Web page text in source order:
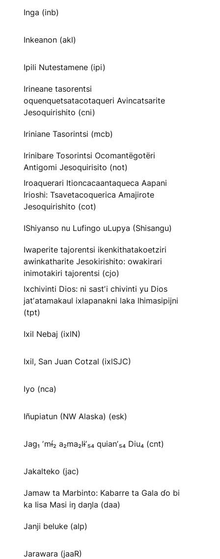
Inga (inb)
Inkeanon (akl)
Ipili Nutestamene (ipi)
Irineane tasorentsi
oquenquetsatacotaqueri Avincatsarite
Jesoquirishito (cni)
Iriniane Tasorintsi (mcb)
Irinibare Tosorintsi Ocomantëgotëri
Antigomi Jesoquirisito (not)
Iroaquerari Itioncacaantaqueca Aapani
Irioshi: Tsavetacoquerica Amajirote
Jesoquirishito (cot)
IShiyanso nu Lufingo uLupya (Shisangu)
Iwaperite tajorentsi ikenkithatakoetziri
awinkatharite Jesokirishito: owakirari
inimotakiri tajorentsi (cjo)
Ixchivinti Dios: ni sastʼi chivinti yu Dios
jatʼatamakaul ixlapanakni laka lhimasipijni
(tpt)
Ixil Nebaj (ixlN)
Ixil, San Juan Cotzal (ixlSJC)
Iyo (nca)
Iñupiatun (NW Alaska) (esk)
Jag₁ ʼmɨ́₂ a₂ma₂lɨʼ₅₄ quianʼ₅₄ Diu₄ (cnt)
Jakalteko (jac)
Jamaw ta Marbinto: Kabarre ta Gala ɗo bi
ka Iisa Masi iŋ daŋla (daa)
Janji beluke (alp)
Jarawara (jaaR)